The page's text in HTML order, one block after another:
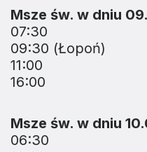
Msze św. w dniu
07:30
09:30 (Łopoń)
11:00
16:00
Msze św. w dniu
06:30